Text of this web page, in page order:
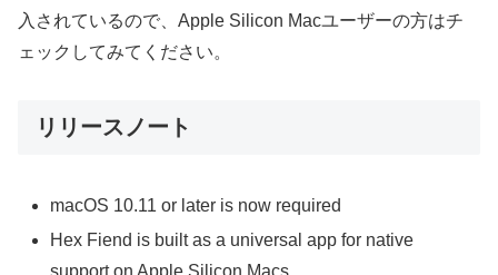
入されているので、Apple Silicon Macユーザーの方はチ
ェックしてみてください。
リリースノート
macOS 10.11 or later is now required
Hex Fiend is built as a universal app for native